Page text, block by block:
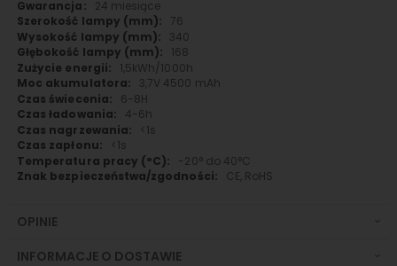
24 miesiące
76
340
168
1,5kWh/1000h
3,7V 4500 mAh
6-8H
4-6h
<1s
<1s
-20° do 40°C
CE, RoHS
OPINIE
INFORMACJE O DOSTAWIE